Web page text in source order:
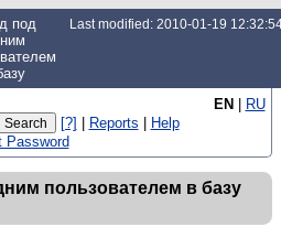
под
Last modified: 2010-01-19
EN | RU
[?] | Reports | Help
Password
пользователем в базу